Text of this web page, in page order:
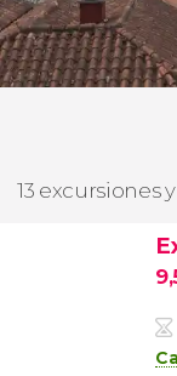
13 excursiones